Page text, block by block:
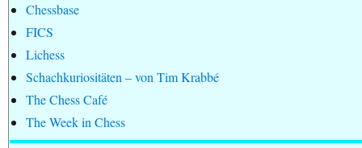
Chessbase
FICS
Lichess
Schachkuriositäten – von Tim Krabbé
The Chess Café
The Week in Chess